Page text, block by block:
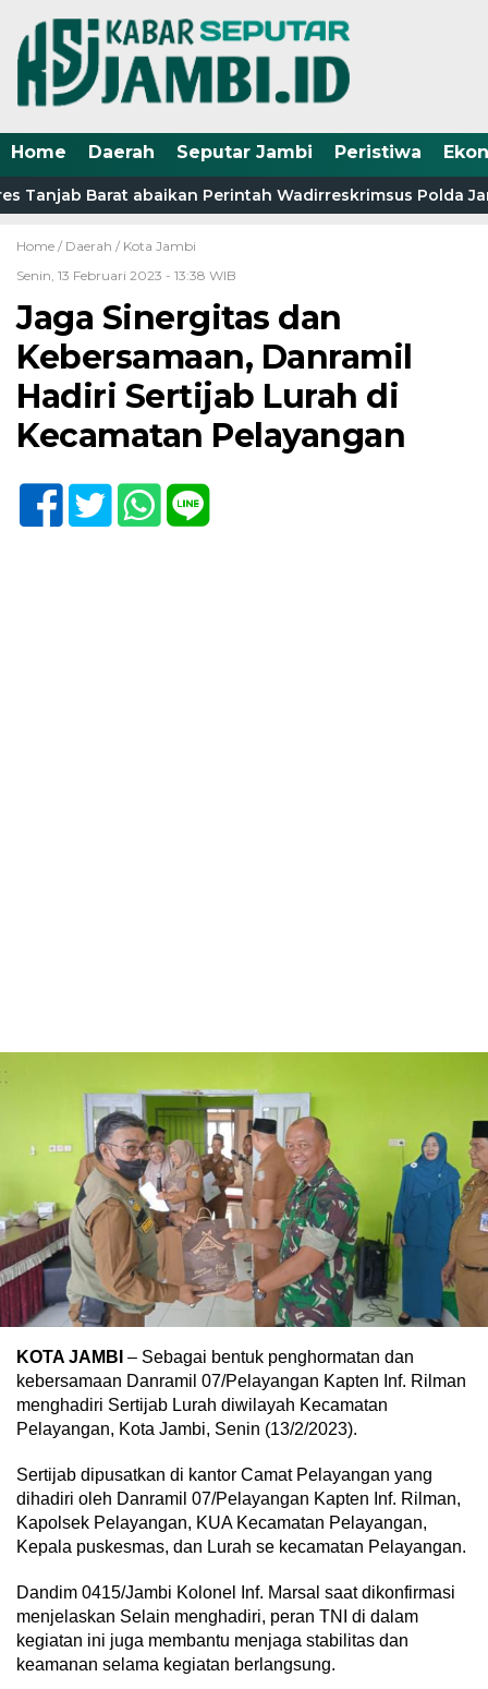
Home Daerah Seputar Jambi Peristiwa
Tanjab Barat abaikan Perintah Wadirreskrimsus Polda
Home / Daerah / Kota Jambi
Senin, 13 Februari 2023 - 13:38 WIB
Jaga Sinergitas dan
Kebersamaan, Danramil
Hadiri Sertijab Lurah di
Kecamatan Pelayangan
KOTA JAMBI – Sebagai bentuk penghormatan dan
kebersamaan Danramil 07/Pelayangan Kapten Inf. Rilman
menghadiri Sertijab Lurah diwilayah Kecamatan
Pelayangan, Kota Jambi, Senin (13/2/2023).
Sertijab dipusatkan di kantor Camat Pelayangan yang
dihadiri oleh Danramil 07/Pelayangan Kapten Inf. Rilman,
Kapolsek Pelayangan, KUA Kecamatan Pelayangan,
Kepala puskesmas, dan Lurah se kecamatan Pelayangan.
Dandim 0415/Jambi Kolonel Inf. Marsal saat dikonfirmasi
menjelaskan Selain menghadiri, peran TNI di dalam
kegiatan ini juga membantu menjaga stabilitas dan
keamanan selama kegiatan berlangsung.